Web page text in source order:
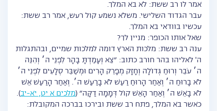
אמר לו רב ששת: לא בא המלך.
עבר הגדוד השלישי. משלא נשמע קול רעש, אמר רב ששת:
עכשיו בוודאי בא המלך.
שאל אותו הכופר: מניין לך?
ענה רב ששת: מלכות הארץ דומה למלכות שמיים, ובהתגלות
ה' לאליהו בהר חורב כתוב: ״צֵא וְעָמַדְתָּ בָהָר לִפְנֵי ה׳ וְהִנֵּה
ה׳ עֹבֵר וְרוּחַ גְּדוֹלָה וְחָזָק מְפָרֵק הָרִים וּמְשַׁבֵּר סְלָעִים לִפְנֵי ה׳
לֹא בָרוּחַ ה׳ וְאַחַר הָרוּחַ רַעַשׁ לֹא בָרַעַשׁ ה׳. וְאַחַר הָרַעַשׁ אֵשׁ
לֹא בָאֵשׁ ה׳ וְאַחַר הָאֵשׁ קוֹל דְּמָמָה דַקָּה״ (מלכים א יט, יא-יב).
כאשר בא המלך, פתח רב ששת ובירכו בברכה המקובלת: